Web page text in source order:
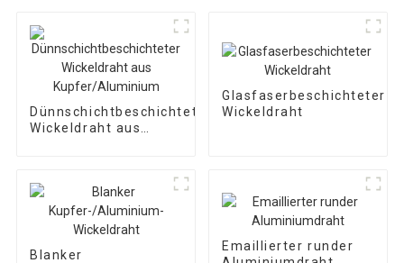
Dünnschichtbeschichteter
Wickeldraht aus
Glasfaserbeschichteter
Wickeldraht
Blanker
Emaillierter runder